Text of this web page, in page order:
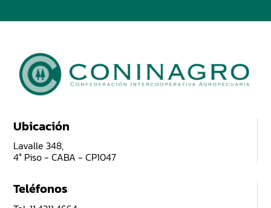
Ubicación
Lavalle 348,
4° Piso - CABA - CP1047
Teléfonos